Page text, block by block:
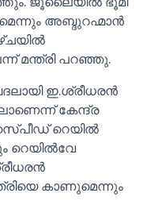
അബ്ദുറഹ്മാൻ
മന്ത്രി പറഞ്ഞു.
ഇ.ശ്രീധരൻ
കേന്ദ്ര
റെയില്‍
റെയില്‍വേ
കാണുമെന്നും